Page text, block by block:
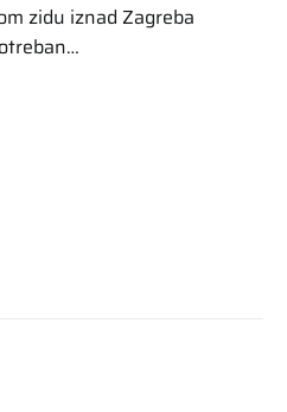
zidu iznad Zagreba